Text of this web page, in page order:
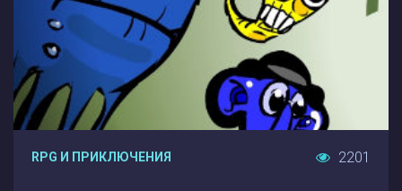
RPG И ПРИКЛЮЧЕНИЯ 2201